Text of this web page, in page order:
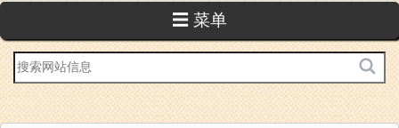
☰ 菜单
站
内
搜
索